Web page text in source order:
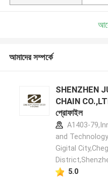
আমাদের সম্পর্কে
SHENZHEN
CHAIN
প্রোফাইল
A1403-
and
Gigital
5.0